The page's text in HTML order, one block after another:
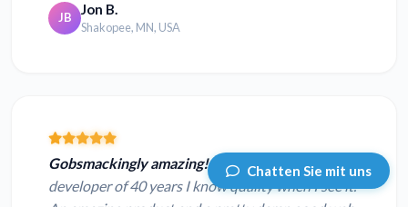
JB Jon B.
Shakopee, MN, USA
Gobsmackingly amazing!As a software
developer of 40 years I know quality when I see it.
Chatten Sie mit uns